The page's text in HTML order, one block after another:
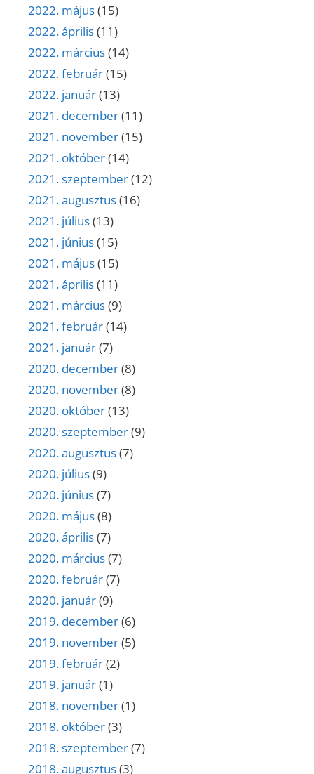
2022. május(15)
2022. április(11)
2022. március(14)
2022. február(15)
2022. január(13)
2021. december(11)
2021. november(15)
2021. október(14)
2021. szeptember(12)
2021. augusztus(16)
2021. július(13)
2021. június(15)
2021. május(15)
2021. április(11)
2021. március(9)
2021. február(14)
2021. január(7)
2020. december(8)
2020. november(8)
2020. október(13)
2020. szeptember(9)
2020. augusztus(7)
2020. július(9)
2020. június(7)
2020. május(8)
2020. április(7)
2020. március(7)
2020. február(7)
2020. január(9)
2019. december(6)
2019. november(5)
2019. február(2)
2019. január(1)
2018. november(1)
2018. október(3)
2018. szeptember(7)
2018. augusztus(3)